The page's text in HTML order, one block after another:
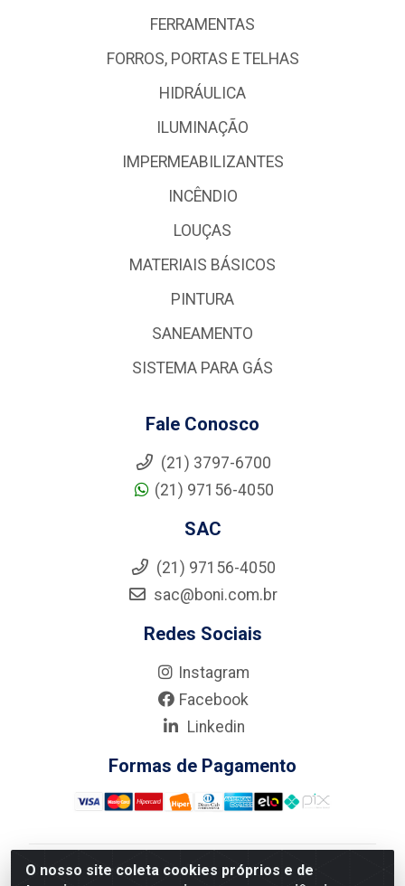
O nosso site coleta cookies próprios e de
FERRAMENTAS
FORROS, PORTAS E TELHAS
HIDRÁULICA
ILUMINAÇÃO
IMPERMEABILIZANTES
INCÊNDIO
LOUÇAS
MATERIAIS BÁSICOS
PINTURA
SANEAMENTO
SISTEMA PARA GÁS
Fale Conosco
(21) 3797-6700
(21) 97156-4050
SAC
(21) 97156-4050
sac@boni.com.br
Redes Sociais
Instagram
Facebook
Linkedin
Formas de Pagamento
Nova Boni Distribuidora de Material de Construção LTDA